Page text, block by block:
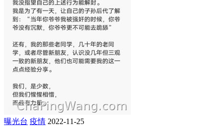
曝光台 疫情 2022-11-25